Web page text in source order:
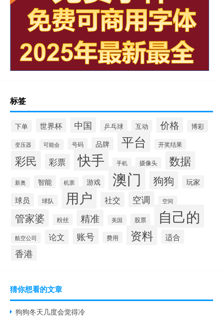
标签
下单 世界杯 中国 乒乓球 互动 价格 博彩
变压器 可能会 号码 品牌 平台 开奖结果
彩民 彩票 快手 手机 摄像头 数据
新奥 智能 机票 游戏 澳门 狗狗 玩家
球员 球队 用户 社交 空调 空间
管家婆 粉丝 精准 美国 股票 自己的
航空公司 论文 账号 费用 资料 适合
香港
猜你想看的文章
狗狗冬天几度会觉得冷